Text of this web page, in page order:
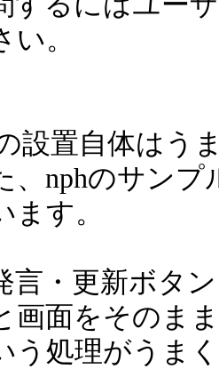
い。
設置自体はう
、nphのサン
ます。
言・更新ボタ
画面をそのま
う処理がうま